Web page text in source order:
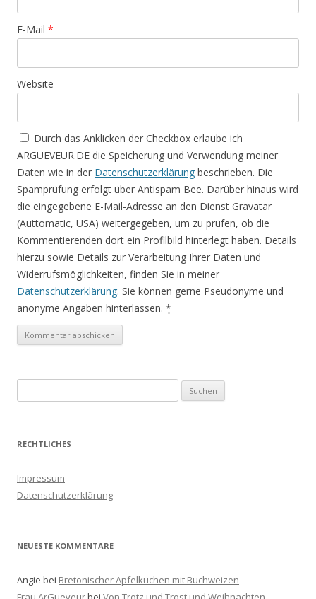
E-Mail *
Website
Durch das Anklicken der Checkbox erlaube ich
ARGUEVEUR.DE die Speicherung und Verwendung meiner
Daten wie in der Datenschutzerklärung beschrieben. Die
Spamprüfung erfolgt über Antispam Bee. Darüber hinaus wird
die eingegebene E-Mail-Adresse an den Dienst Gravatar
(Auttomatic, USA) weitergegeben, um zu prüfen, ob die
Kommentierenden dort ein Profilbild hinterlegt haben. Details
hierzu sowie Details zur Verarbeitung Ihrer Daten und
Widerrufsmöglichkeiten, finden Sie in meiner
Datenschutzerklärung. Sie können gerne Pseudonyme und
anonyme Angaben hinterlassen. *
u
h
n
a
:
RECHTLICHES
Impressum
Datenschutzerklärung
NEUESTE KOMMENTARE
Angie bei Bretonischer Apfelkuchen mit Buchweizen